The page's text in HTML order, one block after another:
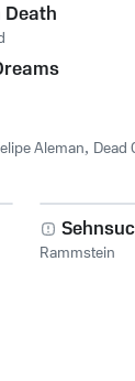
Death
Aleman, Dead
Rammstein